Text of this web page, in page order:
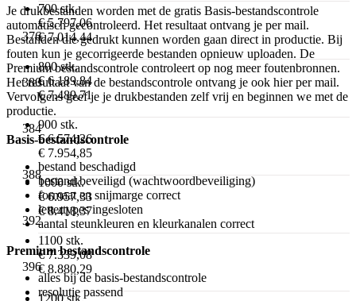
376
380
384
388
392
396
700 stk.
€ 5.797,06
€ 7.014,44
800 stk.
€ 6.189,84
€ 7.489,71
900 stk.
€ 6.574,26
€ 7.954,85
1000 stk.
€ 6.957,33
€ 8.418,37
1100 stk.
€ 7.339,08
€ 8.880,29
1200 stk.
Je drukbestanden worden met de gratis Basis-bestandscontrole
automatisch gecontroleerd. Het resultaat ontvang je per mail.
Bestanden die gedrukt kunnen worden gaan direct in productie. Bij
fouten kun je gecorrigeerde bestanden opnieuw uploaden. De
Premium bestandscontrole controleert op nog meer foutenbronnen.
Het resultaat van de bestandscontrole ontvang je ook hier per mail.
Vervolgens geef je je drukbestanden zelf vrij en beginnen we met de
productie.
Basis-bestandscontrole
bestand beschadigd
bestand beveiligd (wachtwoordbeveiliging)
formaat en snijmarge correct
lettertypes ingesloten
aantal steunkleuren en kleurkanalen correct
Premium bestandscontrole
alles bij de basis-bestandscontrole
resolutie passend